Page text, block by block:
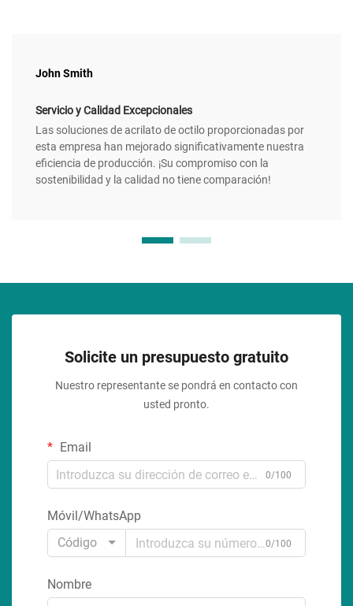
John Smith
Servicio y Calidad Excepcionales
Las soluciones de acrilato de octilo proporcionadas por
esta empresa han mejorado significativamente nuestra
eficiencia de producción. ¡Su compromiso con la
sostenibilidad y la calidad no tiene comparación!
Solicite un presupuesto gratuito
Nuestro representante se pondrá en contacto con
usted pronto.
Email
0/100
Móvil/WhatsApp
Código
0/100
Nombre